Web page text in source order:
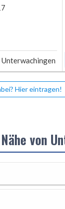
Unterwachingen
Hier eintragen!
von